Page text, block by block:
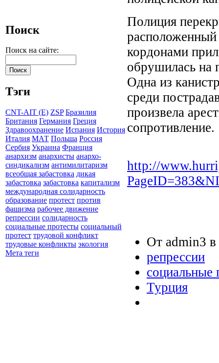
Поиск
Поиск на сайте:
Тэги
CNT-AIT (E) ZSP Бразилия
Британия Германия Греция
Здравоохранение Испания История
Италия МАТ Польша Россия
Сербия Украина Франция
анархизм анархисты анархо-
синдикализм антимилитаризм
всеобщая забастовка дикая
забастовка забастовка капитализм
международная солидарность
образование протест против
фашизма рабочее движение
репрессии солидарность
социальные протесты социальный
протест трудовой конфликт
трудовые конфликты экология
Мета теги
Полиция
расположенный
кордонами
обрушилась на
Одна из
среди
произвела
сопротивление.
http://
От admin3
репрессии
социальные
Турция